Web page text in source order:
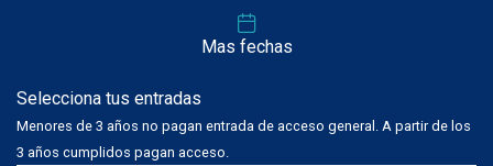
Mas fechas
Selecciona tus entradas
Menores de 3 años no pagan entrada de acceso general. A partir de los
3 años cumplidos pagan acceso.